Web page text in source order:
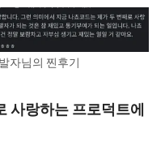
자님의 찐후기
사랑하는 프로덕트에